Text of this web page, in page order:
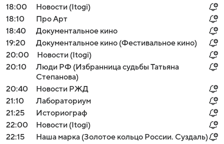
18:00
Новости (Itogi)
18:10
Про Арт
18:40
Документальное кино
19:20
Документальное кино (Фестивальное кино)
20:00
Новости (Itogi)
20:10
Люди РФ (Избранница судьбы Татьяна
Степанова)
20:40
Новости РЖД
21:10
Лабораториум
21:25
Историограф
22:00
Новости (Itogi)
22:15
Наша марка (Золотое кольцо России. Суздаль)